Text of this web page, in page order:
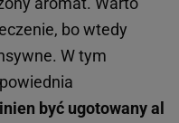
bo wtedy
W tym
być ugotowany al